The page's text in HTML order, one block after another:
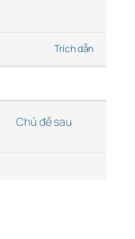
Trích dẫn
Chủ đề sau